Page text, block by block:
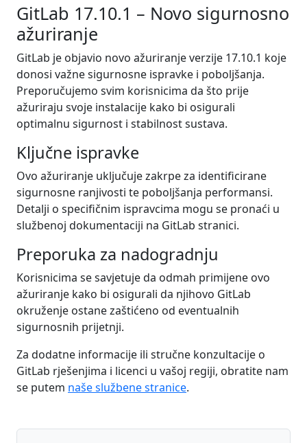
GitLab 17.10.1 – Novo sigurnosno
ažuriranje
GitLab je objavio novo ažuriranje verzije 17.10.1 koje
donosi važne sigurnosne ispravke i poboljšanja.
Preporučujemo svim korisnicima da što prije
ažuriraju svoje instalacije kako bi osigurali
optimalnu sigurnost i stabilnost sustava.
Ključne ispravke
Ovo ažuriranje uključuje zakrpe za identificirane
sigurnosne ranjivosti te poboljšanja performansi.
Detalji o specifičnim ispravcima mogu se pronaći u
službenoj dokumentaciji na GitLab stranici.
Preporuka za nadogradnju
Korisnicima se savjetuje da odmah primijene ovo
ažuriranje kako bi osigurali da njihovo GitLab
okruženje ostane zaštićeno od eventualnih
sigurnosnih prijetnji.
Za dodatne informacije ili stručne konzultacije o
GitLab rješenjima i licenci u vašoj regiji, obratite nam
se putem naše službene stranice.